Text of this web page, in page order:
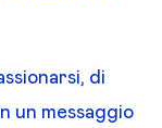
di
un messaggio